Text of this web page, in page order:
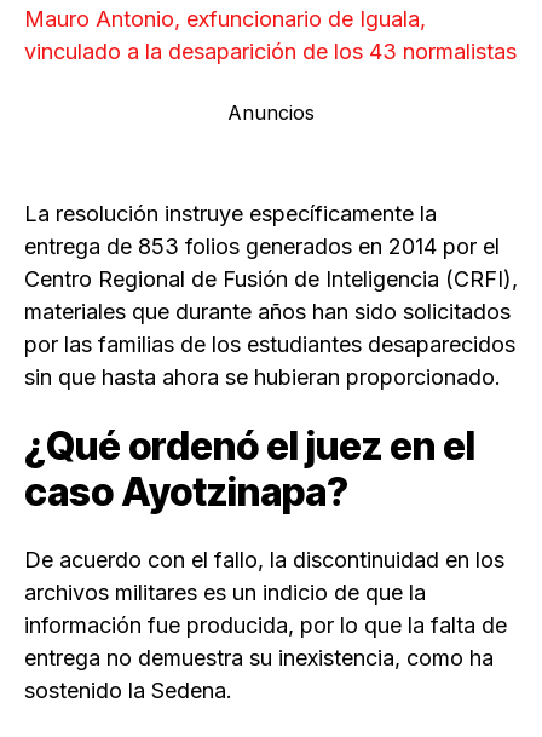
Mauro Antonio, exfuncionario de Iguala,
vinculado a la desaparición de los 43 normalistas
Anuncios
La resolución instruye específicamente la
entrega de 853 folios generados en 2014 por el
Centro Regional de Fusión de Inteligencia (CRFI),
materiales que durante años han sido solicitados
por las familias de los estudiantes desaparecidos
sin que hasta ahora se hubieran proporcionado.
¿Qué ordenó el juez en el
caso Ayotzinapa?
De acuerdo con el fallo, la discontinuidad en los
archivos militares es un indicio de que la
información fue producida, por lo que la falta de
entrega no demuestra su inexistencia, como ha
sostenido la Sedena.